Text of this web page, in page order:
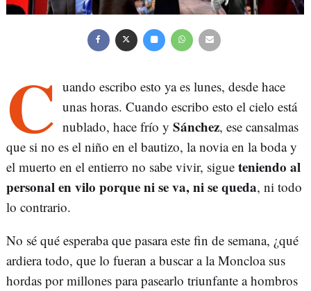
C uando escribo esto ya es lunes, desde hace
unas horas. Cuando escribo esto el cielo está
nublado, hace frío y Sánchez, ese cansalmas
que si no es el niño en el bautizo, la novia en la boda y
el muerto en el entierro no sabe vivir, sigue teniendo al
personal en vilo porque ni se va, ni se queda, ni todo
lo contrario.
No sé qué esperaba que pasara este fin de semana, ¿qué
ardiera todo, que lo fueran a buscar a la Moncloa sus
hordas por millones para pasearlo triunfante a hombros